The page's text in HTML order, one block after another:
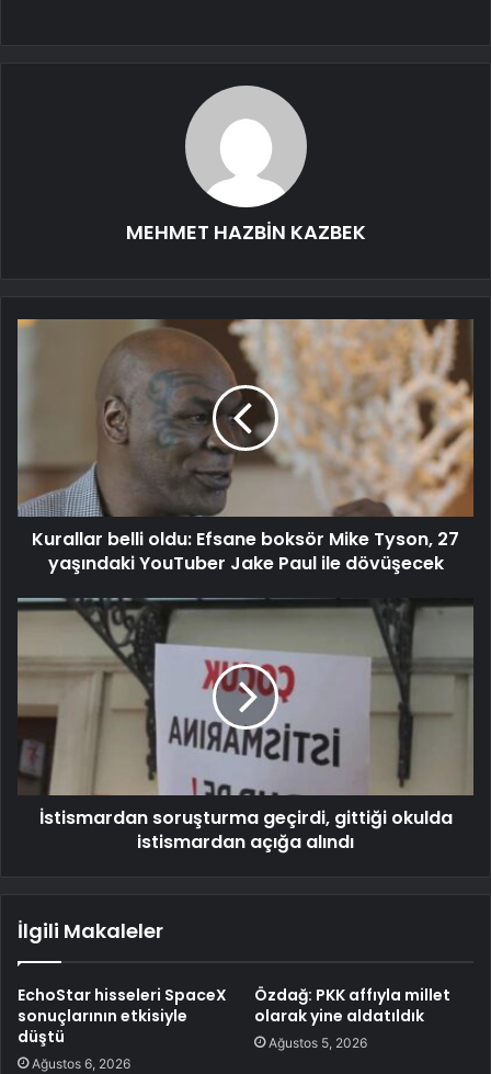
MEHMET HAZBİN KAZBEK
Kurallar belli oldu: Efsane boksör Mike Tyson, 27
yaşındaki YouTuber Jake Paul ile dövüşecek
İstismardan soruşturma geçirdi, gittiği okulda
istismardan açığa alındı
İlgili Makaleler
EchoStar hisseleri SpaceX
sonuçlarının etkisiyle
düştü
Ağustos 6, 2026
Özdağ: PKK affıyla millet
olarak yine aldatıldık
Ağustos 5, 2026